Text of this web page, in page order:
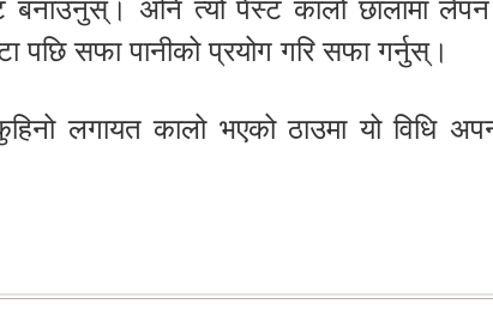
बनाउनुस्। अनि त्यो पेस्ट कालो छालामा
पछि सफा पानीको प्रयोग गरि सफा गर्नुस्।
लगायत कालो भएको ठाउमा यो विधि